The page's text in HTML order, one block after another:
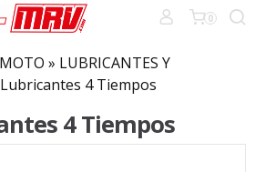
0
» LUBRICANTES Y
Lubricantes 4 Tiempos
4 Tiempos